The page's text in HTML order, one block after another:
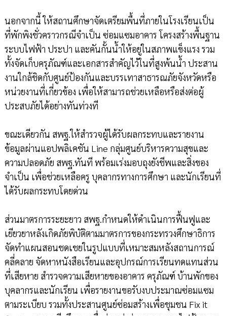
นอกจากนี้ ให้สถานศึกษาจัดเตรียมพื้นที่ภายในโรงเรียนเป็น
ที่พักพิงชั่วคราวกรณีจำเป็น ซ่อมแซมอาคาร โครงสร้างพื้นฐาน
ระบบไฟฟ้า ประปา และคันกั้นน้ำให้อยู่ในสภาพแข็งแรง รวม
ทั้งจัดเก็บครุภัณฑ์และเอกสารสำคัญไว้ในที่สูงพ้นน้ำ ประสาน
งานใกล้ชิดกับศูนย์ป้องกันและบรรเทาสาธารณภัยจังหวัดหรือ
หน่วยงานที่เกี่ยวข้อง เพื่อให้สามารถช่วยเหลือหรือส่งต่อผู้
ประสบภัยได้อย่างทันท่วงที
ขณะเดียวกัน สพฐ.ให้สำรวจผู้ได้รับผลกระทบและรายงาน
ข้อมูลผ่านแอปพลิเคชัน Line กลุ่มศูนย์บริหารความสุขและ
ความปลอดภัย สพฐ.ทันที พร้อมเร่งมอบถุงยังชีพและสิ่งของ
จำเป็น เพื่อช่วยเหลือครู บุคลากรทางการศึกษา และนักเรียนที่
ได้รับผลกระทบโดยด่วน
ส่วนมาตรการระยะยาว สพฐ.กำหนดให้ดำเนินการฟื้นฟูและ
เยียวยาหลังเกิดภัยพิบัติตามมาตรการของกระทรวงศึกษาธิการ
จัดทำแผนสอนชดเชยในรูปแบบที่เหมาะสมหลังสถานการณ์
คลี่คลาย จัดหาหนังสือเรียนและอุปกรณ์การเรียนทดแทนส่วน
ที่เสียหาย สำรวจความเสียหายของอาคาร ครุภัณฑ์ บ้านพักของ
บุคลากรและนักเรียน เพื่อรายงานขอรับงบประมาณซ่อมแซม
ตามระเบียบ รวมทั้งประสานศูนย์ซ่อมสร้างเพื่อชุมชน Fix it